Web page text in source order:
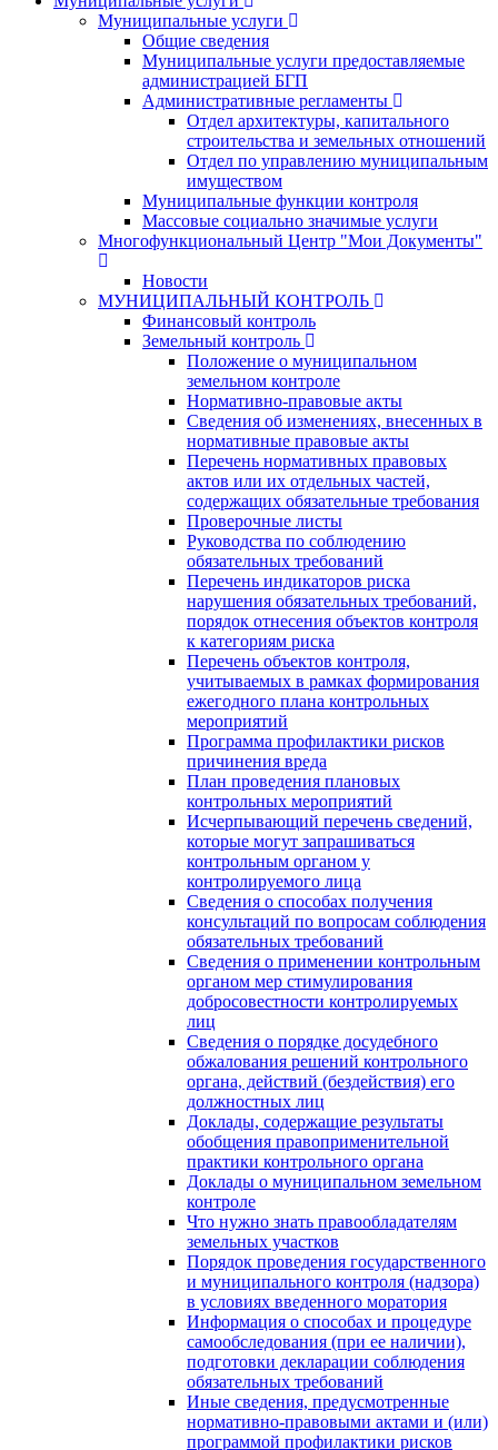
Муниципальные услуги
Общие сведения
Муниципальные услуги предоставляемые
администрацией БГП
Административные регламенты
Отдел архитектуры, капитального
строительства и земельных отношений
Отдел по управлению муниципальным
имуществом
Муниципальные функции контроля
Массовые социально значимые услуги
Многофункциональный Центр "Мои Документы"
Новости
МУНИЦИПАЛЬНЫЙ КОНТРОЛЬ
Финансовый контроль
Земельный контроль
Положение о муниципальном
земельном контроле
Нормативно-правовые акты
Сведения об изменениях, внесенных в
нормативные правовые акты
Перечень нормативных правовых
актов или их отдельных частей,
содержащих обязательные требования
Проверочные листы
Руководства по соблюдению
обязательных требований
Перечень индикаторов риска
нарушения обязательных требований,
порядок отнесения объектов контроля
к категориям риска
Перечень объектов контроля,
учитываемых в рамках формирования
ежегодного плана контрольных
мероприятий
Программа профилактики рисков
причинения вреда
План проведения плановых
контрольных мероприятий
Исчерпывающий перечень сведений,
которые могут запрашиваться
контрольным органом у
контролируемого лица
Сведения о способах получения
консультаций по вопросам соблюдения
обязательных требований
Сведения о применении контрольным
органом мер стимулирования
добросовестности контролируемых
лиц
Сведения о порядке досудебного
обжалования решений контрольного
органа, действий (бездействия) его
должностных лиц
Доклады, содержащие результаты
обобщения правоприменительной
практики контрольного органа
Доклады о муниципальном земельном
контроле
Что нужно знать правообладателям
земельных участков
Порядок проведения государственного
и муниципального контроля (надзора)
в условиях введенного моратория
Информация о способах и процедуре
самообследования (при ее наличии),
подготовки декларации соблюдения
обязательных требований
Иные сведения, предусмотренные
нормативно-правовыми актами и (или)
программой профилактики рисков